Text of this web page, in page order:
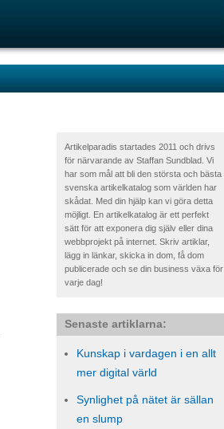
Artikelparadis startades 2011 och drivs
för närvarande av Staffan Sundblad. Vi
har som mål att bli den största och bästa
svenska artikelkatalog som världen har
skådat. Med din hjälp kan vi göra detta
möjligt. En artikelkatalog är ett perfekt
sätt för att exponera dig själv eller dina
webbprojekt på internet. Skriv artiklar,
lägg in länkar, skicka in dom, få dom
publicerade och se din business växa för
varje dag!
Senaste artiklarna:
Kunskap i vardagen i en allt
mer digital värld
Synlighet på nätet är sällan
en slump